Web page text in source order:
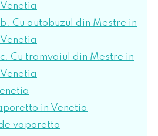
Venetia
b. Cu autobuzul din Mestre in
Venetia
c. Cu tramvaiul din Mestre in
Venetia
in Venetia
vaporetto